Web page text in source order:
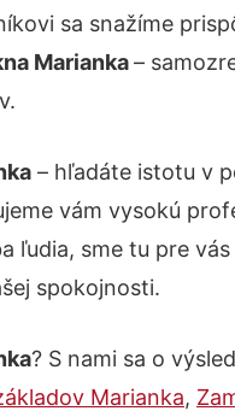
sa snažíme
Marianka–
– hľadáte istotu v
vám vysokú
ľudia, sme tu pre
spokojnosti.
? S nami sa o
Marianka,